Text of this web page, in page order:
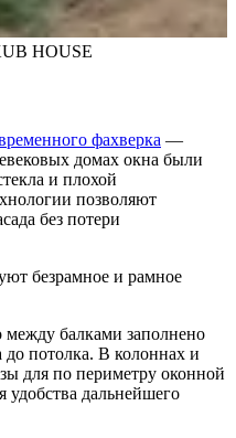
HOUSE
фахверка —
домах окна были
и плохой
позволяют
без потери
безрамное и рамное
балками заполнено
потолка. В колоннах и
для по периметру оконной
удобства дальнейшего